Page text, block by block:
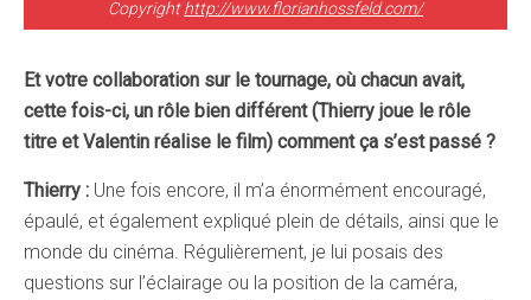
Copyrighthttp://www.florianhossfeld.com/
Et votre collaboration sur le tournage, où chacun avait,
cette fois-ci, un rôle bien différent (Thierry joue le rôle
titre et Valentin réalise le film) comment ça s’est passé ?
Thierry : Une fois encore, il m’a énormément encouragé,
épaulé, et également expliqué plein de détails, ainsi que le
monde du cinéma. Régulièrement, je lui posais des
questions sur l’éclairage ou la position de la caméra,